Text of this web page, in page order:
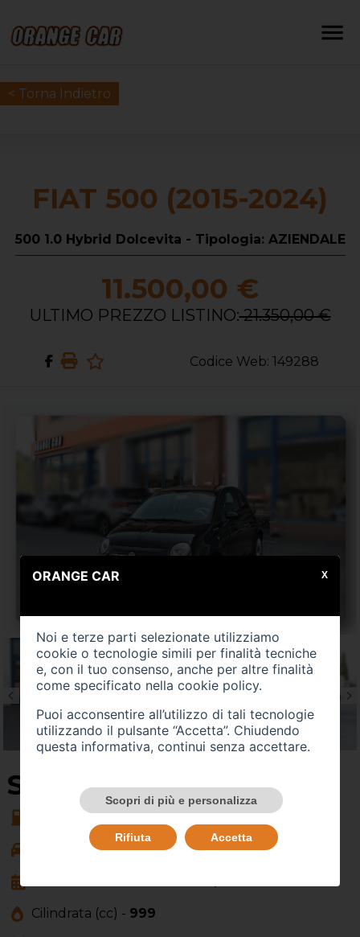
< Torna Indietro
Codice Web: 149288
FIAT 500 (2015-2024)
500 1.0 Hybrid Dolcevita - Tipologia: AZIENDALE
11.500,00 €
ULTIMO PREZZO LISTINO:21.350,00 €
SU QUEST'AUTO
Alimentazione -ibrida
Carrozzeria -altro
Cilindrata (cc) - 999
ORANGE CAR
Noi e terze parti selezionate utilizziamo
cookie o tecnologie simili per finalità tecniche
e, con il tuo consenso, anche per altre finalità
come specificato nella cookie policy.
Puoi acconsentire all’utilizzo di tali tecnologie
utilizzando il pulsante “Accetta”. Chiudendo
questa informativa, continui senza accettare.
Scopri di più e personalizza
Rifiuta Accetta
X